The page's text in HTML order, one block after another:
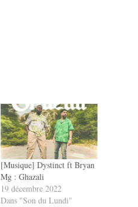
[Musique] Dystinct ft Bryan
Mg : Ghazali
19 décembre 2022
Dans "Son du Lundi"